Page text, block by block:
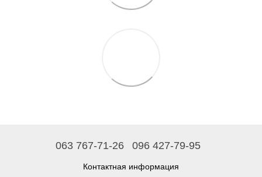
063 767-71-26 096 427-79-95
Контактная информация